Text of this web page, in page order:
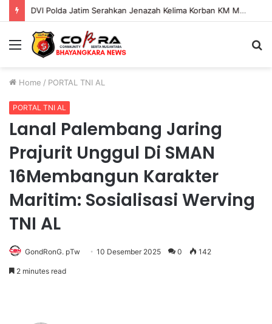
DVI Polda Jatim Serahkan Jenazah Kelima Korban KM Mutiara Sentosa II
Menu
Home / PORTAL TNI AL
PORTAL TNI AL
Lanal Palembang Jaring
Prajurit Unggul Di SMAN
16Membangun Karakter
Maritim: Sosialisasi Werving
TNI AL
GondRonG. pTw 10 Desember 2025 0 142
2 minutes read